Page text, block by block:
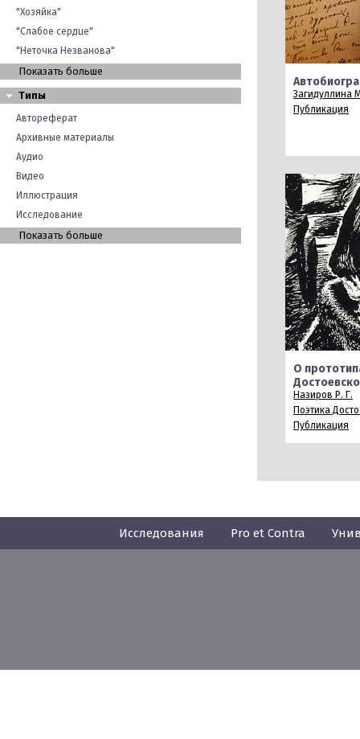
"Хозяйка"
"Слабое сердце"
"Неточка Незванова"
Показать больше
Типы
Автореферат
Архивные материалы
Аудио
Видео
Иллюстрация
Исследование
Показать больше
Загидуллина
Публикация
О
Назиров Р. Г.
Поэтика
Публикация
Исследования Pro et Contra